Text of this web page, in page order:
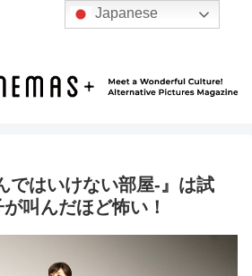
ではいけない部屋-』は試
叫んだほど怖い！
Japanese